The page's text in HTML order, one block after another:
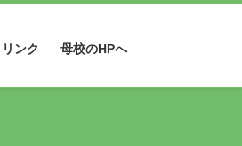
リンク 母校のHPへ